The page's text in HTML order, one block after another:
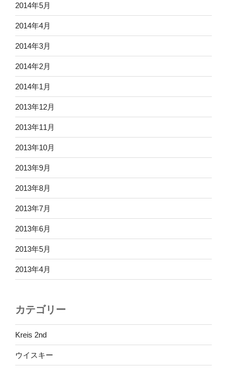
2014年5月
2014年4月
2014年3月
2014年2月
2014年1月
2013年12月
2013年11月
2013年10月
2013年9月
2013年8月
2013年7月
2013年6月
2013年5月
2013年4月
カテゴリー
Kreis 2nd
ウイスキー